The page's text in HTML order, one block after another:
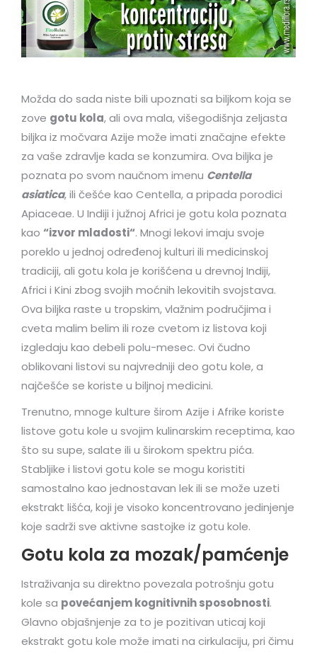
Možda do sada niste bili upoznati sa biljkom koja se
zove gotu kola, ali ova mala, višegodišnja zeljasta
biljka iz močvara Azije može imati značajne efekte
za vaše zdravlje kada se konzumira. Ova biljka je
poznata po svom naučnom imenu Centella
asiatica, ili češće kao Centella, a pripada porodici
Apiaceae. U Indiji i južnoj Africi je gotu kola poznata
kao “izvor mladosti“. Mnogi lekovi imaju svoje
poreklo u jednoj određenoj kulturi ili medicinskoj
tradiciji, ali gotu kola je korišćena u drevnoj Indiji,
Africi i Kini zbog svojih moćnih lekovitih svojstava.
Ova biljka raste u tropskim, vlažnim područjima i
cveta malim belim ili roze cvetom iz listova koji
izgledaju kao debeli polu-mesec. Ovi čudno
oblikovani listovi su najvredniji deo gotu kole, a
najčešće se koriste u biljnoj medicini.
Trenutno, mnoge kulture širom Azije i Afrike koriste
listove gotu kole u svojim kulinarskim receptima, kao
što su supe, salate ili u širokom spektru pića.
Stabljike i listovi gotu kole se mogu koristiti
samostalno kao jednostavan lek ili se može uzeti
ekstrakt lišća, koji je visoko koncentrovano jedinjenje
koje sadrži sve aktivne sastojke iz gotu kole.
Gotu kola za mozak/pamćenje
Istraživanja su direktno povezala potrošnju gotu
kole sa povećanjem kognitivnih sposobnosti.
Glavno objašnjenje za to je pozitivan uticaj koji
ekstrakt gotu kole može imati na cirkulaciju, pri čimu